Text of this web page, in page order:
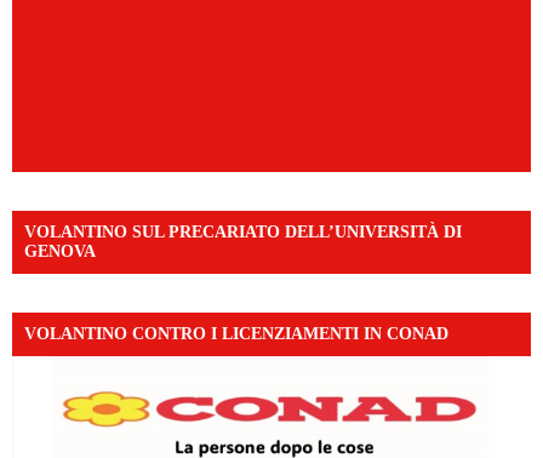
VOLANTINO SUL PRECARIATO DELL’UNIVERSITÀ DI
GENOVA
VOLANTINO CONTRO I LICENZIAMENTI IN CONAD